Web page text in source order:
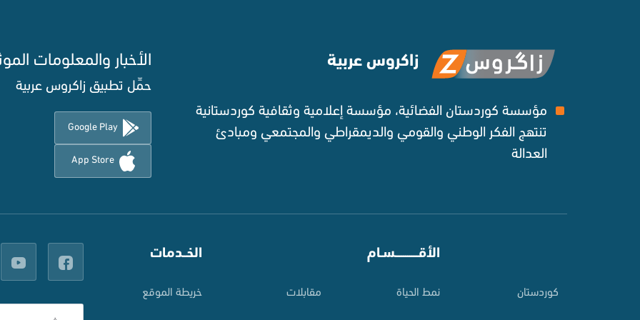
زاكروس عربية
مؤسسة كوردستان الفضائية، مؤسسة إعلامية وثقافية كوردستانية
تنتهج الفكر الوطني والقومي والديمقراطي والمجتمعي ومبادئ
العدالة ‌
الأخبار والمعلومات
حمِّل تطبيق زاكروس عربية
Google Play
App Store
کوردستان
الأقـــــــــــسـام
نمط الحياة مقابلات
الخــدمات
خريطة الموقع